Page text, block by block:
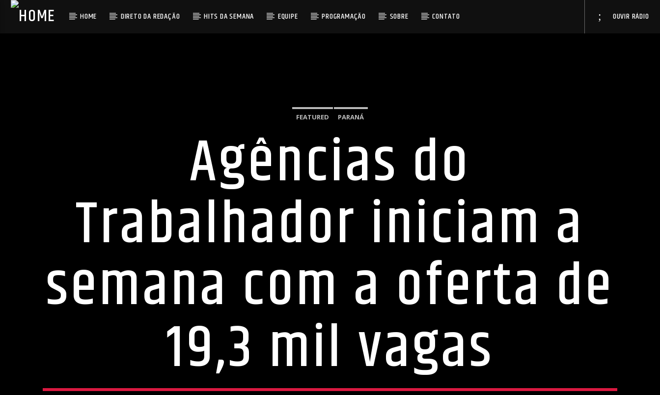
HOME DIRETO DA REDAÇÃO HITS DA SEMANA EQUIPE PROGRAMAÇÃO SOBRE CONTATO OUVIR RÁDIO
FEATURED PARANÁ
Agências do
Trabalhador iniciam a
semana com a oferta de
19,3 mil vagas